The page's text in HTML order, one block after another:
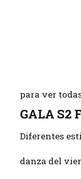
para ver
GALA S2
Diferentes
danza del